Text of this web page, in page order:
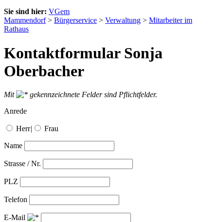
Sie sind hier: VGem
Mammendorf> Bürgerservice > Verwaltung > Mitarbeiter im
Rathaus
Kontaktformular Sonja
Oberbacher
Mit
gekennzeichnete Felder sind Pflichtfelder.
Anrede
Herr| Frau
Name
Strasse / Nr.
PLZ
Telefon
E-Mail